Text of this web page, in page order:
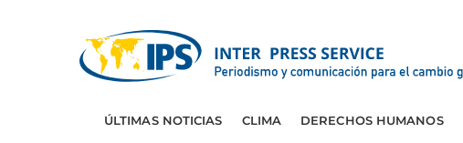
ÚLTIMAS NOTICIAS CLIMA DERECHOS HUMANOS